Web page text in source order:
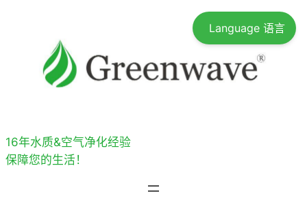
16年水质&空气净化经验
保障您的生活！
Language 语言